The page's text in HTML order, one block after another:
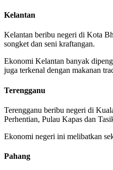
Kelantan
Kelantan beribu negeri di Kota
songket dan seni kraftangan.
Ekonomi Kelantan banyak
juga terkenal dengan makanan
Terengganu
Terengganu beribu negeri di
Perhentian, Pulau Kapas dan
Ekonomi negeri ini melibatkan
Pahang